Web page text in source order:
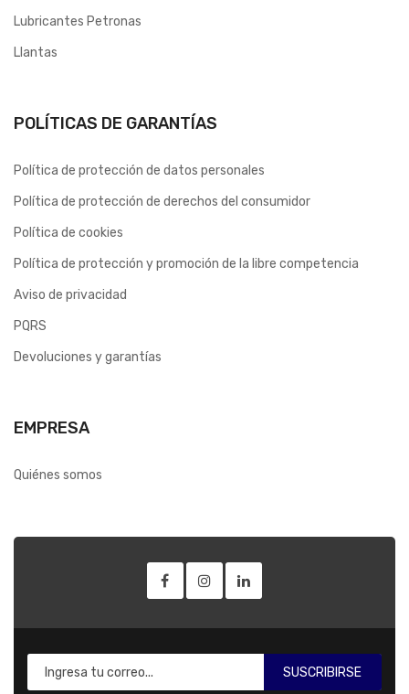
Lubricantes Petronas
Llantas
POLÍTICAS DE GARANTÍAS
Política de protección de datos personales
Política de protección de derechos del consumidor
Política de cookies
Política de protección y promoción de la libre competencia
Aviso de privacidad
PQRS
Devoluciones y garantías
EMPRESA
Quiénes somos
SUSCRIBIRSE